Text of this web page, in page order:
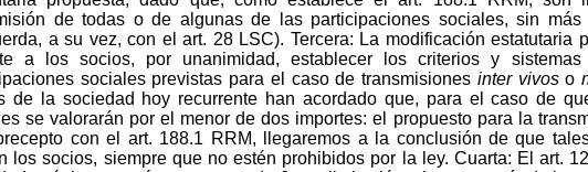
de todas o de algunas de las participaciones sociales, sin
a su vez, con el art. 28 LSC). Tercera: La modificación estatutaria
a los socios, por unanimidad, establecer los criterios y
sociales previstas para el caso de transmisiones inter vivoso
de la sociedad hoy recurrente han acordado que, para el caso de
se valorarán por el menor de dos importes: el propuesto para la
con el art. 188.1 RRM, llegaremos a la conclusión de que
los socios, siempre que no estén prohibidos por la ley. Cuarta: El art.